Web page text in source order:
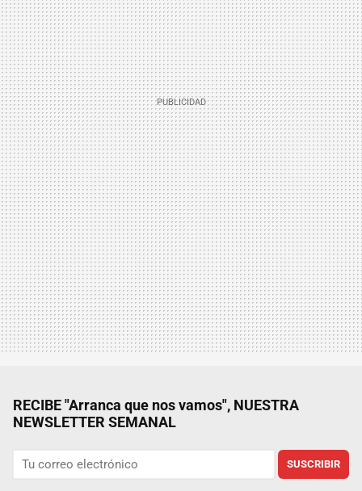
RECIBE "Arranca que nos vamos", NUESTRA
NEWSLETTER SEMANAL
SUSCRIBIR